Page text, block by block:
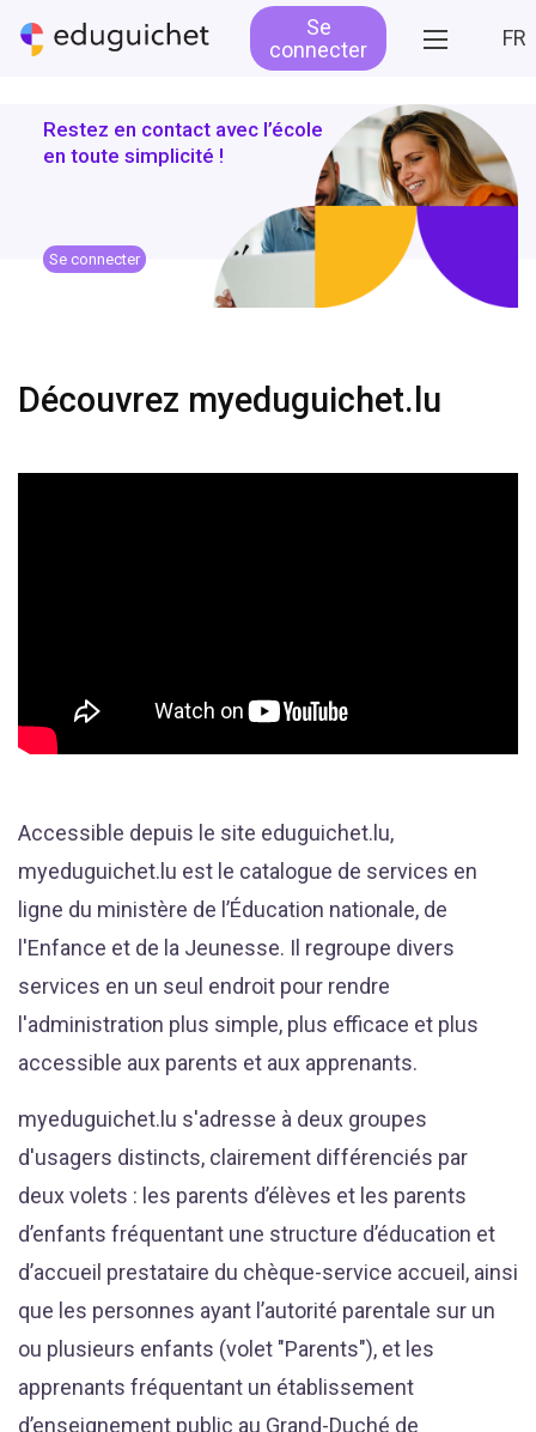
Se
connecter
FR
Restez en contact avec l’école
en toute simplicité !
Se connecter
Découvrez myeduguichet.lu
Accessible depuis le site eduguichet.lu,
myeduguichet.lu est le catalogue de services en
ligne du ministère de l’Éducation nationale, de
l'Enfance et de la Jeunesse. Il regroupe divers
services en un seul endroit pour rendre
l'administration plus simple, plus efficace et plus
accessible aux parents et aux apprenants.
myeduguichet.lu s'adresse à deux groupes
d'usagers distincts, clairement différenciés par
deux volets : les parents d’élèves et les parents
d’enfants fréquentant une structure d’éducation et
d’accueil prestataire du chèque-service accueil, ainsi
que les personnes ayant l’autorité parentale sur un
ou plusieurs enfants (volet "Parents"), et les
apprenants fréquentant un établissement
d’enseignement public au Grand-Duché de